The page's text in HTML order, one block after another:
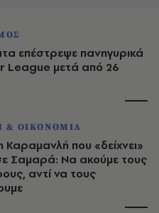
επέστρεψε πανηγυρικά
League μετά από 26
& ΟΙΚΟΝΟΜΙΑ
που «δείχνει»
Σαμαρά: Να ακούμε τους
αντί να τους